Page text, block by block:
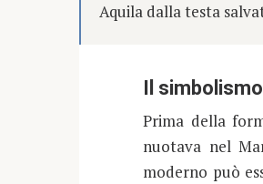
Aquila dalla testa
Il
Prima della
nuotava nel
moderno può